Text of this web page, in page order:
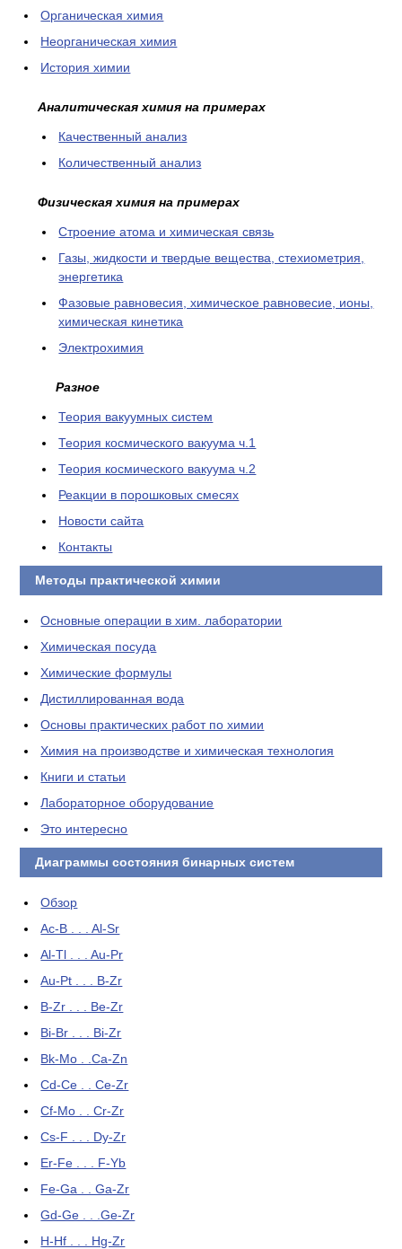
Органическая химия
Неорганическая химия
История химии
Аналитическая химия на примерах
Качественный анализ
Количественный анализ
Физическая химия на примерах
Cтроение атома и химическая связь
Газы, жидкости и твердые вещества, стехиометрия,
энергетика
Фазовые равновесия, химическое равновесие, ионы,
химическая кинетика
Электрохимия
Разное
Теория вакуумных систем
Теория космического вакуума ч.1
Теория космического вакуума ч.2
Реакции в порошковых смесях
Новости сайта
Контакты
Методы практической химии
Основные операции в хим. лаборатории
Химическая посуда
Химические формулы
Дистиллированная вода
Основы практических работ по химии
Химия на производстве и химическая технология
Книги и статьи
Лабораторное оборудование
Это интересно
Диаграммы состояния бинарных систем
Обзор
Ac-B . . . Al-Sr
Al-Tl . . . Au-Pr
Au-Pt . . . B-Zr
B-Zr . . . Be-Zr
Bi-Br . . . Bi-Zr
Bk-Mo . .Ca-Zn
Cd-Ce . . Ce-Zr
Cf-Mo . . Cr-Zr
Cs-F . . . Dy-Zr
Er-Fe . . . F-Yb
Fe-Ga . . Ga-Zr
Gd-Ge . . .Ge-Zr
H-Hf . . . Hg-Zr